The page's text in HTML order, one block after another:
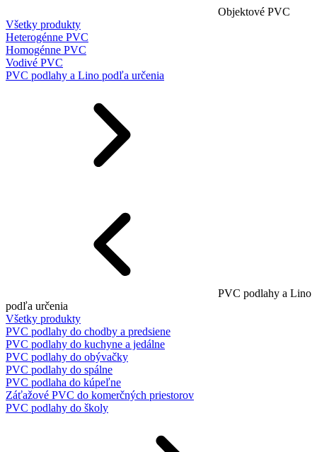
Objektové PVC
Všetky produkty
Heterogénne PVC
Homogénne PVC
Vodivé PVC
PVC podlahy a Lino podľa určenia
PVC podlahy a Lino
podľa určenia
Všetky produkty
PVC podlahy do chodby a predsiene
PVC podlahy do kuchyne a jedálne
PVC podlahy do obývačky
PVC podlahy do spálne
PVC podlaha do kúpeľne
Záťažové PVC do komerčných priestorov
PVC podlahy do školy